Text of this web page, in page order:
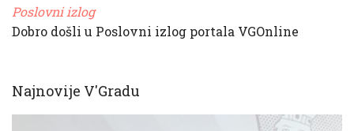
Poslovni izlog
Dobro došli u Poslovni izlog portala VGOnline
Najnovije V'Gradu